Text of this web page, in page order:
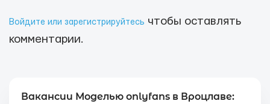
Войдите или зарегистрируйтесь чтобы оставлять
комментарии.
Вакансии Моделью onlyfans в Вроцлаве: